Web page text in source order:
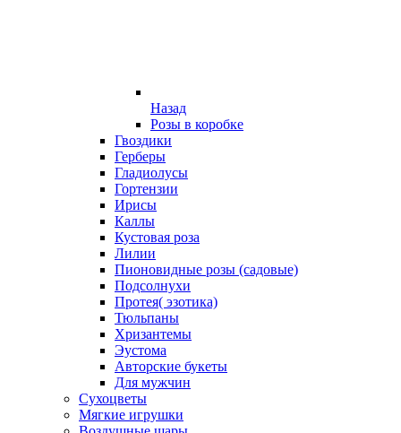
Назад
Розы в коробке
Гвоздики
Герберы
Гладиолусы
Гортензии
Ирисы
Каллы
Кустовая роза
Лилии
Пионовидные розы (садовые)
Подсолнухи
Протея( эзотика)
Тюльпаны
Хризантемы
Эустома
Авторские букеты
Для мужчин
Сухоцветы
Мягкие игрушки